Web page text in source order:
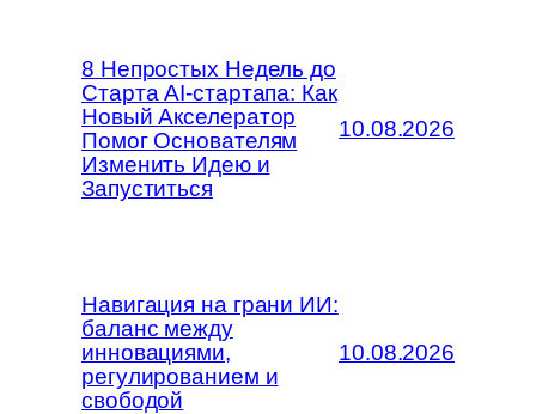
8 Непростых Недель до
Старта AI-стартапа: Как
Новый Акселератор
Помог Основателям
Изменить Идею и
Запуститься
10.08.2026
Навигация на грани ИИ:
баланс между
инновациями,
регулированием и
свободой
10.08.2026